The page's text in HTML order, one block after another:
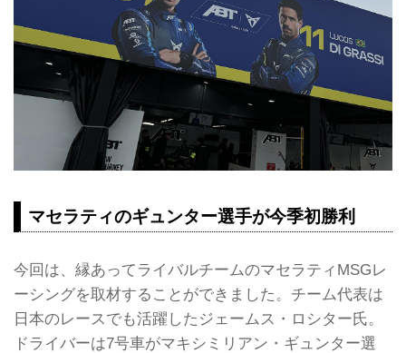
マセラティのギュンター選手が今季初勝利
今回は、縁あってライバルチームのマセラティMSGレ
ーシングを取材することができました。チーム代表は
日本のレースでも活躍したジェームス・ロシター氏。
ドライバーは7号車がマキシミリアン・ギュンター選